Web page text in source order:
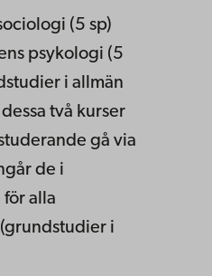
(5 sp)
psykologi (5
i allmän
två kurser
gå via
de i
alla
i